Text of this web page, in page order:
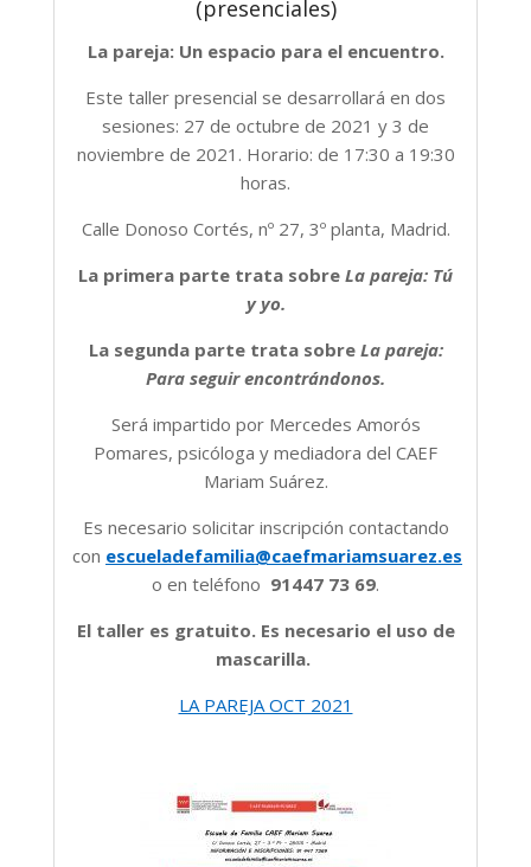
(presenciales)
La pareja: Un espacio para el encuentro.
Este taller presencial se desarrollará en dos
sesiones: 27 de octubre de 2021 y 3 de
noviembre de 2021. Horario: de 17:30 a 19:30
horas.
Calle Donoso Cortés, nº 27, 3º planta, Madrid.
La primera parte trata sobre La pareja: Tú
y yo.
La segunda parte trata sobre La pareja:
Para seguir encontrándonos.
Será impartido por Mercedes Amorós
Pomares, psicóloga y mediadora del CAEF
Mariam Suárez.
Es necesario solicitar inscripción contactando
con escueladefamilia@caefmariamsuarez.es
o en teléfono 91447 73 69.
El taller es gratuito. Es necesario el uso de
mascarilla.
LA PAREJA OCT 2021